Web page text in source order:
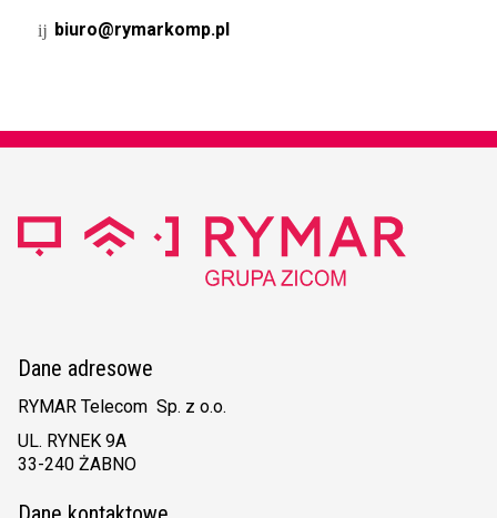
biuro@rymarkomp.pl
Dane adresowe
RYMAR Telecom Sp. z o.o.
UL. RYNEK 9A
33-240 ŻABNO